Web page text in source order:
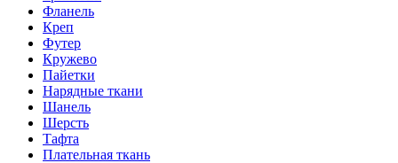
Фланель
Креп
Футер
Кружево
Пайетки
Нарядные ткани
Шанель
Шерсть
Тафта
Плательная ткань